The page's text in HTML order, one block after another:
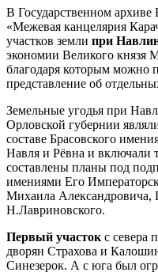
В Государственном
«Межевая канцелярия
участков земли при
экономии Великого князя
благодаря которым можно
представление об
Земельные угодья при
Орловской губернии
составе Брасовского
Навля и Рёвна и включали
составлены планы под
имениями Его
Михаила Александровича,
Н.Лавриновского.
Первый участок с севера
дворян Страхова и
Синезерок. А с юга был